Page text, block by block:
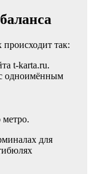
так:
t-karta.ru.
одноимённым
метро.
для